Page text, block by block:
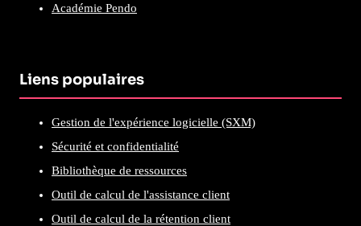
Académie Pendo
Liens populaires
Gestion de l'expérience logicielle (SXM)
Sécurité et confidentialité
Bibliothèque de ressources
Outil de calcul de l'assistance client
Outil de calcul de la rétention client